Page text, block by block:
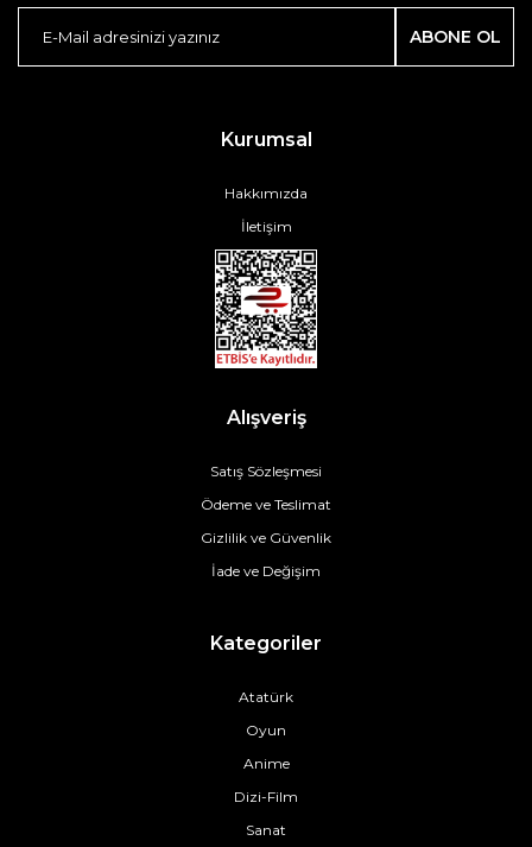
ABONE OL
Kurumsal
Hakkımızda
İletişim
Alışveriş
Satış Sözleşmesi
Ödeme ve Teslimat
Gizlilik ve Güvenlik
İade ve Değişim
Kategoriler
Atatürk
Oyun
Anime
Dizi-Film
Sanat